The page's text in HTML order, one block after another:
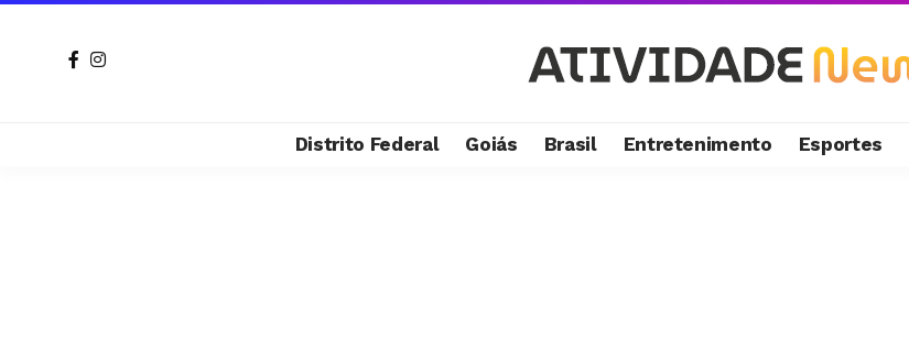
Distrito Federal Goiás Brasil Entretenimento Esportes